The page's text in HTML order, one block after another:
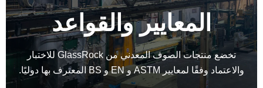
المعايير والقواعد
تخضع منتجات الصوف المعدني من GlassRock للاختبار
والاعتماد وفقًا لمعايير ASTM و EN و BS المعترف بها دوليًا.